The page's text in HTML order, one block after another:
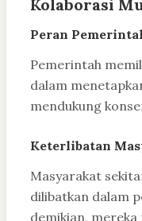
Kolaborasi
Peran
Pemerintah
dalam
mendukung
Keterlibatan
Masyarakat
dilibatkan dalam
demikian,